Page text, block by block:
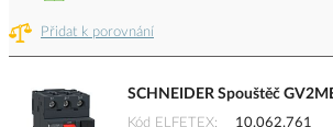
Přidat k porovnání
SCHNEIDER Spouštěč
Kód ELFETEX
10.062.761